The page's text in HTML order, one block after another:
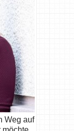
Weg auf